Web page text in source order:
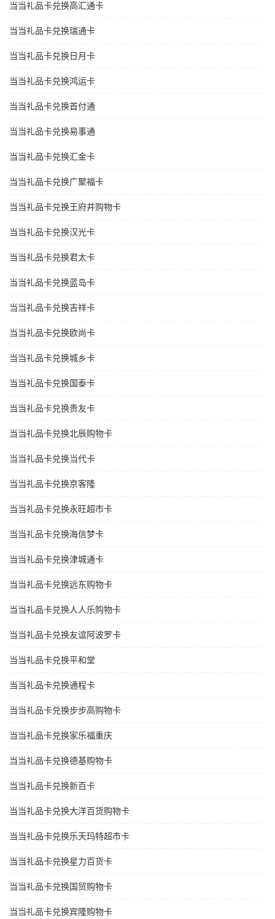
当当礼品卡兑换高汇通卡
当当礼品卡兑换瑞通卡
当当礼品卡兑换日月卡
当当礼品卡兑换鸿运卡
当当礼品卡兑换首付通
当当礼品卡兑换易事通
当当礼品卡兑换汇金卡
当当礼品卡兑换广聚福卡
当当礼品卡兑换王府井购物卡
当当礼品卡兑换汉光卡
当当礼品卡兑换君太卡
当当礼品卡兑换蓝岛卡
当当礼品卡兑换吉祥卡
当当礼品卡兑换欧尚卡
当当礼品卡兑换城乡卡
当当礼品卡兑换国泰卡
当当礼品卡兑换贵友卡
当当礼品卡兑换北辰购物卡
当当礼品卡兑换当代卡
当当礼品卡兑换京客隆
当当礼品卡兑换永旺超市卡
当当礼品卡兑换海信梦卡
当当礼品卡兑换津城通卡
当当礼品卡兑换远东购物卡
当当礼品卡兑换人人乐购物卡
当当礼品卡兑换友谊阿波罗卡
当当礼品卡兑换平和堂
当当礼品卡兑换通程卡
当当礼品卡兑换步步高购物卡
当当礼品卡兑换家乐福重庆
当当礼品卡兑换德基购物卡
当当礼品卡兑换新百卡
当当礼品卡兑换大洋百货购物卡
当当礼品卡兑换乐天玛特超市卡
当当礼品卡兑换星力百货卡
当当礼品卡兑换国贸购物卡
当当礼品卡兑换宾隆购物卡